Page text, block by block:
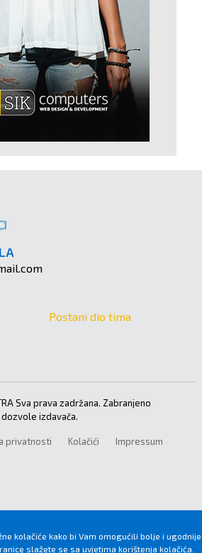
Postani dio tima
Sva prava zadržana. Zabranjeno
izdavača.
privatnosti Kolačići Impressum
kolačiće kako bi Vam omogućili bolje i ugodnije
slažete se sa uvjetima korištenja kolačića.